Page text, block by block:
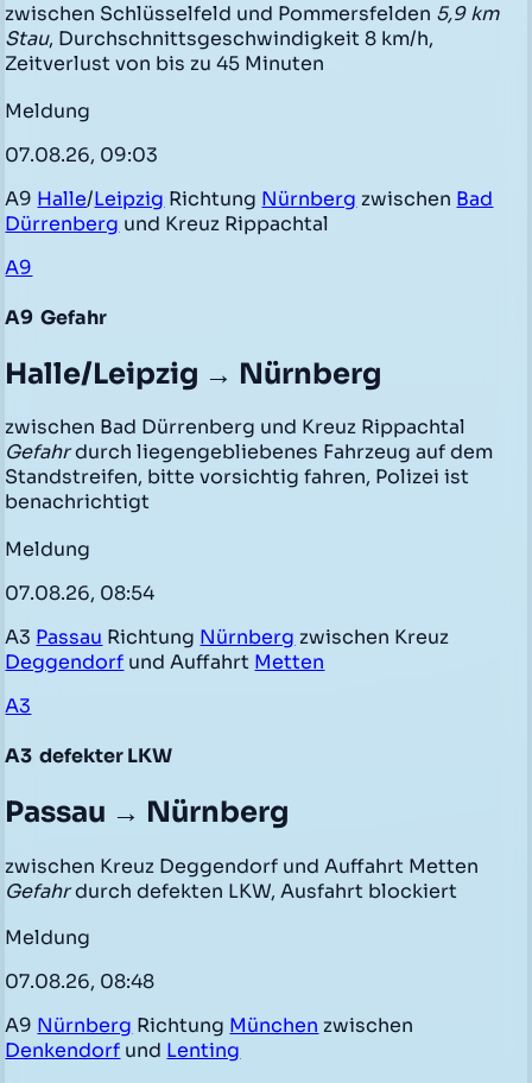
zwischen Schlüsselfeld und Pommersfelden 5,9 km
Stau, Durchschnittsgeschwindigkeit 8 km/h,
Zeitverlust von bis zu 45 Minuten
Meldung
07.08.26, 09:03
A9 Halle/Leipzig Richtung Nürnberg zwischen Bad
Dürrenberg und Kreuz Rippachtal
A9
A9 Gefahr
Halle/Leipzig → Nürnberg
zwischen Bad Dürrenberg und Kreuz Rippachtal
Gefahrdurch liegengebliebenes Fahrzeug auf dem
Standstreifen, bitte vorsichtig fahren, Polizei ist
benachrichtigt
Meldung
07.08.26, 08:54
A3 Passau Richtung Nürnberg zwischen Kreuz
Deggendorf und Auffahrt Metten
A3
A3 defekter LKW
Passau → Nürnberg
zwischen Kreuz Deggendorf und Auffahrt Metten
Gefahrdurch defekten LKW, Ausfahrt blockiert
Meldung
07.08.26, 08:48
A9 Nürnberg Richtung München zwischen
Denkendorf und Lenting